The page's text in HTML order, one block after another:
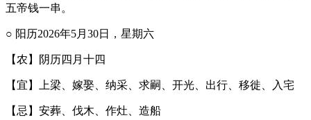
五帝钱一串。
○ 阳历2026年5月30日，星期六
【农】阴历四月十四
【宜】上梁、嫁娶、纳采、求嗣、开光、出行、移徙、入宅
【忌】安葬、伐木、作灶、造船